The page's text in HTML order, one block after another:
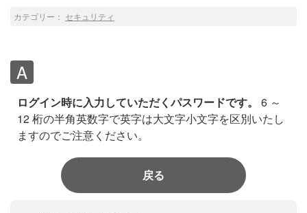
カテゴリー： セキュリティ
ログイン時に入力していただくパスワードです。
6 ～
12 桁の半角英数字で英字は大文字小文字を区別いたし
ますのでご注意ください。
戻る